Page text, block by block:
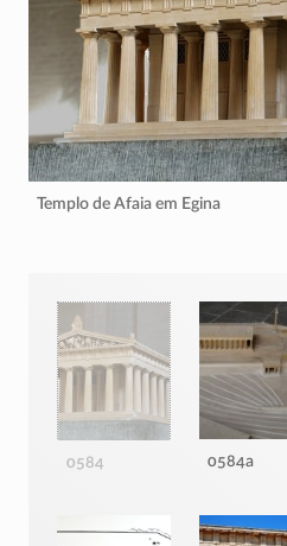
Templo de Afaia em Egina
0584 0584a